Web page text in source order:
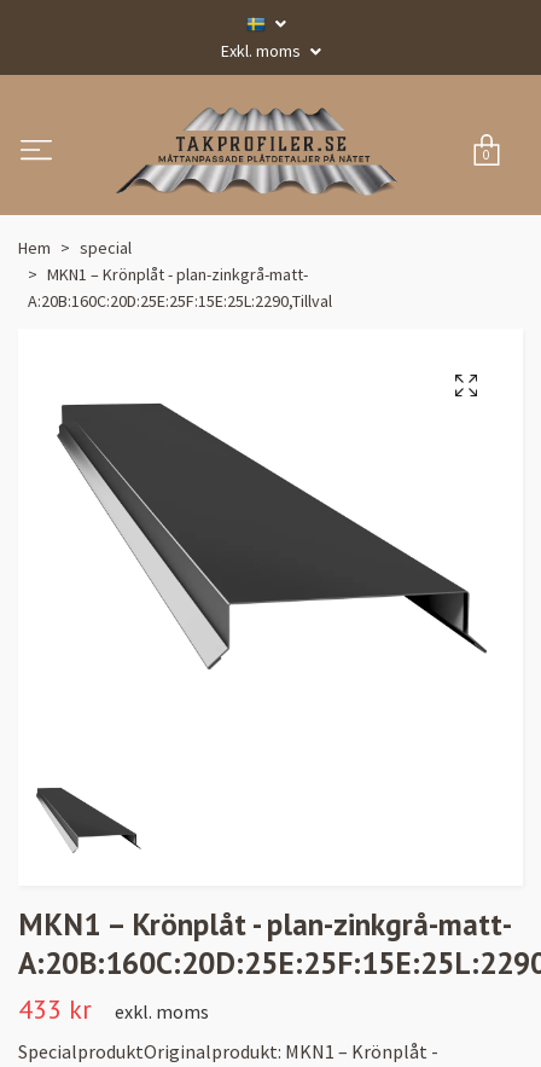
Exkl. moms
0
Hem
special
MKN1 – Krönplåt - plan-zinkgrå-matt-
A:20B:160C:20D:25E:25F:15E:25L:2290,Tillval
MKN1 – Krönplåt - plan-zinkgrå-matt-
433 kr
exkl. moms
SpecialproduktOriginalprodukt: MKN1 – Krönplåt -